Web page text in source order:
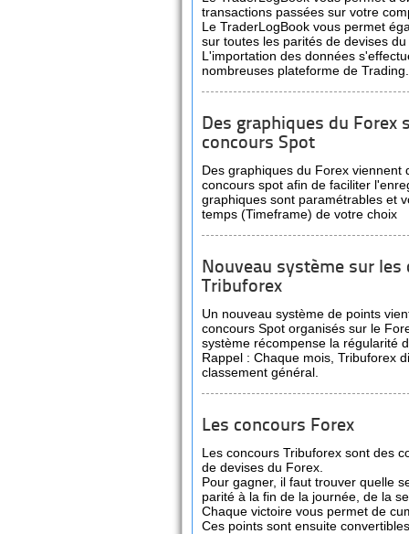
transactions passées sur votre
Le TraderLogBook vous permet
sur toutes les parités de devises
L'importation des données
nombreuses plateforme de Trading.
Des graphiques du Forex
concours Spot
Des graphiques du Forex viennent
concours spot afin de faciliter
graphiques sont paramétrables et
temps (Timeframe) de votre choix
Nouveau système sur les
Tribuforex
Un nouveau système de points
concours Spot organisés sur le
système récompense la régularité
Rappel : Chaque mois, Tribuforex
classement général.
Les concours Forex
Les concours Tribuforex sont des
de devises du Forex.
Pour gagner, il faut trouver quelle
parité à la fin de la journée, de la
Chaque victoire vous permet de
Ces points sont ensuite